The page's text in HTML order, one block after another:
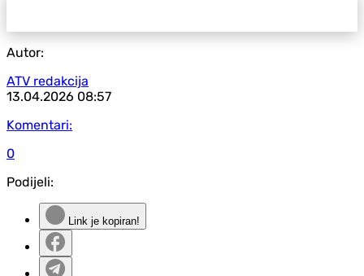
Autor:
ATV redakcija
13.04.2026 08:57
Komentari:
0
Podijeli:
Link je kopiran!